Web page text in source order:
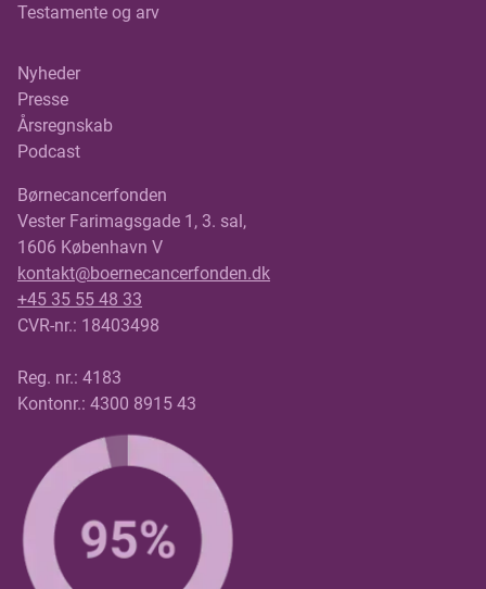
Testamente og arv
Nyheder
Presse
Årsregnskab
Podcast
Børnecancerfonden
Vester Farimagsgade 1, 3. sal,
1606 København V
kontakt@boernecancerfonden.dk
+45 35 55 48 33
CVR-nr.: 18403498
Reg. nr.: 4183
Kontonr.: 4300 8915 43